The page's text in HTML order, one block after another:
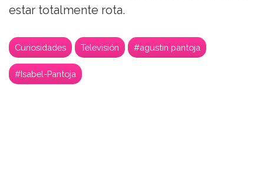
estar totalmente rota.
Curiosidades Televisión #agustin pantoja
#Isabel-Pantoja